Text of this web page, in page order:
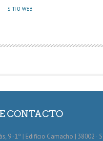
U
R
SITIO WEB
CONTACTO
9 -1º | Edificio Camacho | 38002 ·